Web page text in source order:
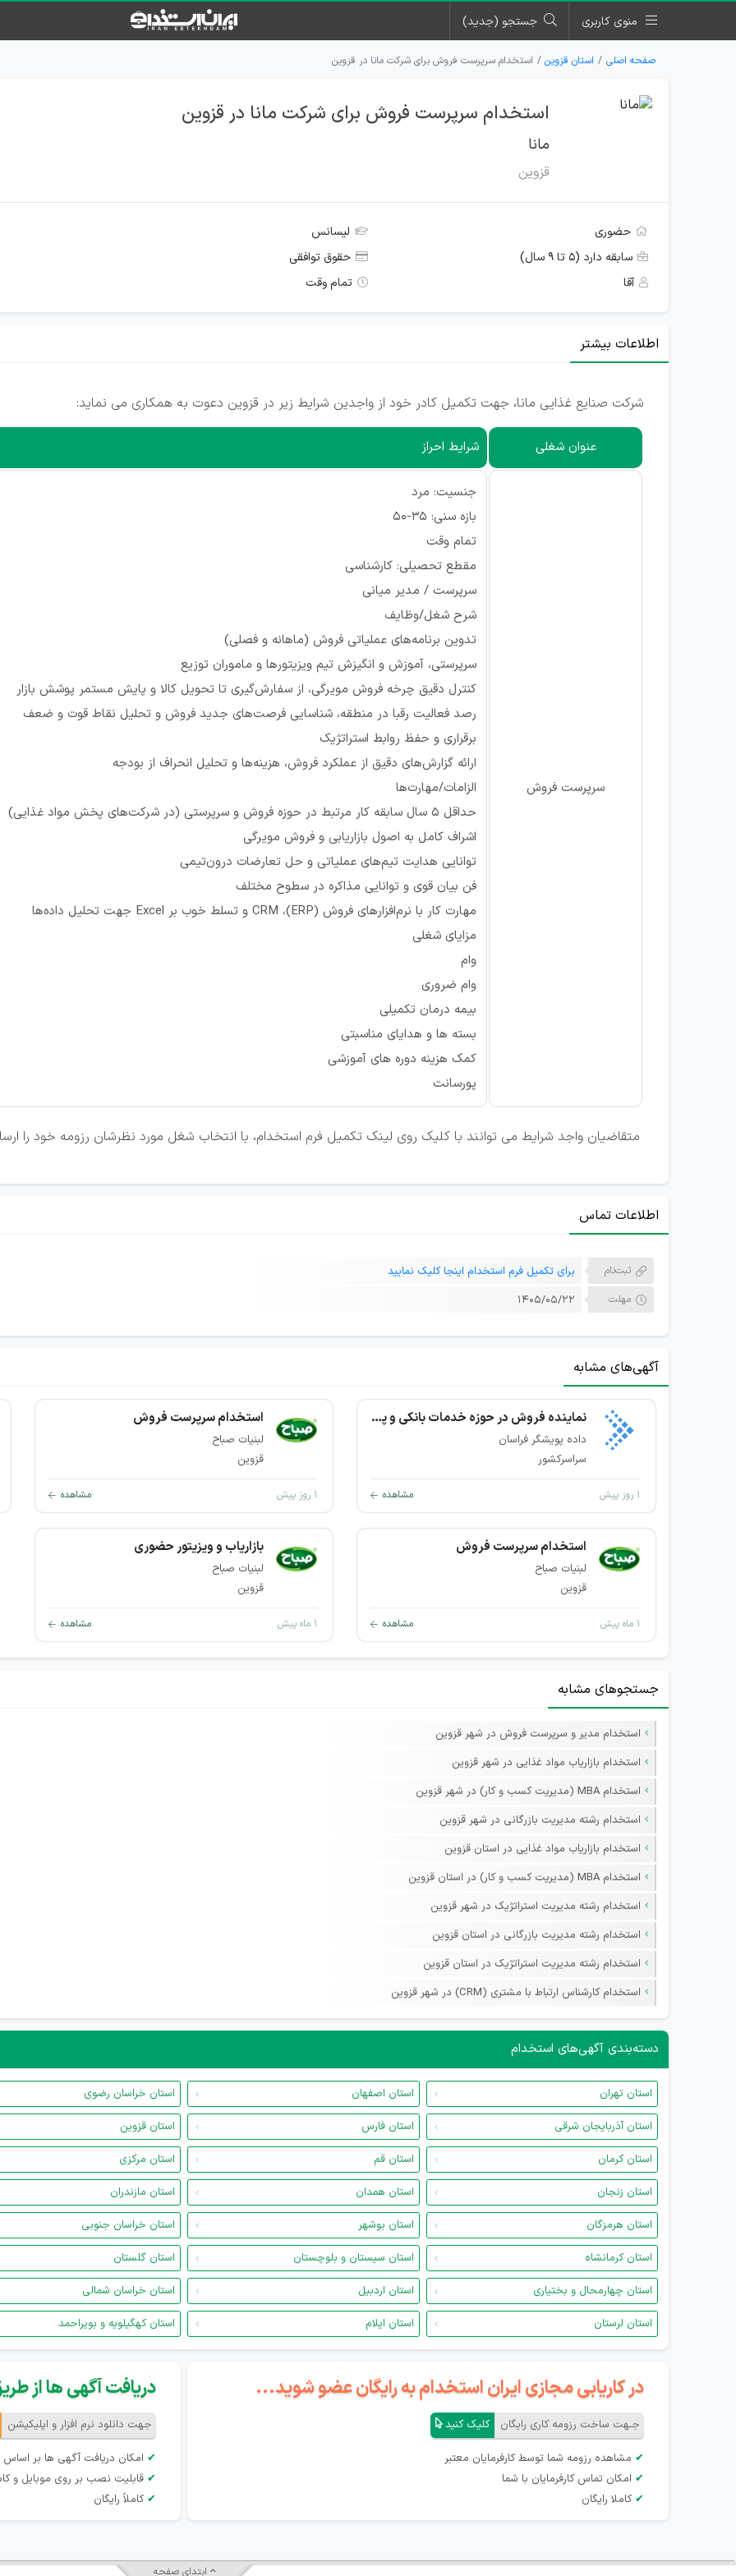
منوی کاربری جستجو (جدید)
صفحه اصلی استان قزوین استخدام سرپرست فروش برای شرکت مانا در قزوین
استخدام سرپرست فروش برای شرکت مانا در قزوین
مانا
قزوین
حضوری
لیسانس
سابقه دارد (۵ تا ۹ سال)
حقوق توافقی
آقا
تمام وقت
اطلاعات بیشتر
شرکت صنایع غذایی مانا، جهت تکمیل کادر خود از واجدین شرایط زیر در قزوین دعوت به همکاری می نماید:
عنوان شغلی شرایط احراز
سرپرست فروش
جنسیت: مرد
بازه سنی: 35-50
تمام وقت
مقطع تحصیلی: کارشناسی
سرپرست / مدیر میانی
شرح شغل/وظایف
تدوین برنامه‌های عملیاتی فروش (ماهانه و فصلی)
سرپرستی، آموزش و انگیزش تیم ویزیتورها و ماموران توزیع
کنترل دقیق چرخه فروش مویرگی، از سفارش‌گیری تا تحویل کالا و پایش مستمر پوشش بازار
رصد فعالیت رقبا در منطقه، شناسایی فرصت‌های جدید فروش و تحلیل نقاط قوت و ضعف
برقراری و حفظ روابط استراتژیک
ارائه گزارش‌های دقیق از عملکرد فروش، هزینه‌ها و تحلیل انحراف از بودجه
الزامات/مهارت‌ها
حداقل 5 سال سابقه کار مرتبط در حوزه فروش و سرپرستی (در شرکت‌های پخش مواد غذایی)
اشراف کامل به اصول بازاریابی و فروش مویرگی
توانایی هدایت تیم‌های عملیاتی و حل تعارضات درون‌تیمی
فن بیان قوی و توانایی مذاکره در سطوح مختلف
مهارت کار با نرم‌افزارهای فروش (ERP)، CRM و تسلط خوب بر Excel جهت تحلیل داده‌ها
مزایای شغلی
وام
وام ضروری
بیمه درمان تکمیلی
بسته ها و هدایای مناسبتی
کمک هزینه دوره های آموزشی
پورسانت
متقاضیان واجد شرایط می توانند با کلیک روی لینک تکمیل فرم استخدام، با انتخاب شغل مورد نظرشان رزومه خود را
اطلاعات تماس
ثبت‌نام برای تکمیل فرم استخدام اینجا کلیک نمایید
مهلت ۱۴۰۵/۰۵/۲۲
آگهی‌های مشابه
نماینده فروش در حوزه خدمات بانکی و پرداخت
داده پویشگر فراسان
سراسرکشور
۱ روز پیش مشاهده
استخدام سرپرست فروش
لبنیات صباح
قزوین
۱ روز پیش مشاهده
استخدام سرپرست فروش
لبنیات صباح
قزوین
۱ ماه پیش مشاهده
بازاریاب و ویزیتور حضوری
لبنیات صباح
قزوین
۱ ماه پیش مشاهده
جستجوهای مشابه
استخدام مدیر و سرپرست فروش در شهر قزوین
استخدام بازاریاب مواد غذایی در شهر قزوین
استخدام MBA (مدیریت کسب و کار) در شهر قزوین
استخدام رشته مدیریت بازرگانی در شهر قزوین
استخدام بازاریاب مواد غذایی در استان قزوین
استخدام MBA (مدیریت کسب و کار) در استان قزوین
استخدام رشته مدیریت استراتژیک در شهر قزوین
استخدام رشته مدیریت بازرگانی در استان قزوین
استخدام رشته مدیریت استراتژیک در استان قزوین
استخدام کارشناس ارتباط با مشتری (CRM) در شهر قزوین
دسته‌بندی آگهی‌های استخدام
استان تهران استان اصفهان استان خراسان رضوی
استان آذربایجان شرقی
استان فارس استان قزوین
استان کرمان
استان قم استان مرکزی
استان زنجان
استان همدان استان مازندران
استان هرمزگان
استان بوشهر استان خراسان جنوبی
استان کرمانشاه
استان سیستان و بلوچستان استان گلستان
استان چهارمحال و بختیاری
استان اردبیل استان خراسان شمالی
استان لرستان
استان ایلام استان کهگیلویه و بویراحمد
در کاریابی مجازی ایران استخدام به رایگان عضو شوید...
جـهت ساخت رزومه کاری رایگان کلیک کنید
✔ مشاهده رزومه شما توسط کارفرمایان معتبر
✔ امکان تماس کارفرمایان با شما
✔ کاملا رایگان
دریافت آگهی ها از
جهت دانلود نرم افزار و اپلیکیشن
✔ امکان دریافت آگهی ها بر
✔ قابلیت نصب بر روی موبایل و
✔ کاملاً رایگان
ابتدای صفحه